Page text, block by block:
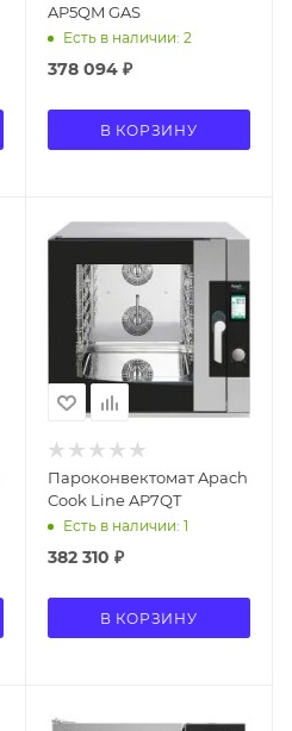
AP5QM GAS
Есть в наличии: 2
378 094₽
В КОРЗИНУ
Пароконвектомат Apach
Cook Line AP7QT
Есть в наличии: 1
382 310 ₽
В КОРЗИНУ